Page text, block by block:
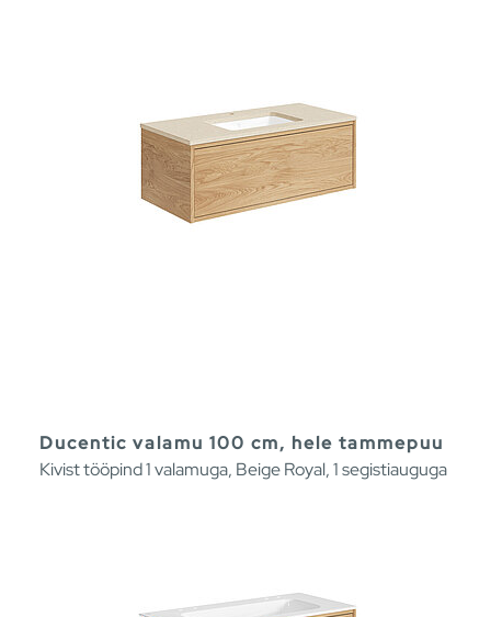
Ducentic valamu 100 cm, hele tammepuu
Kivist tööpind 1 valamuga, Beige Royal, 1 segistiauguga